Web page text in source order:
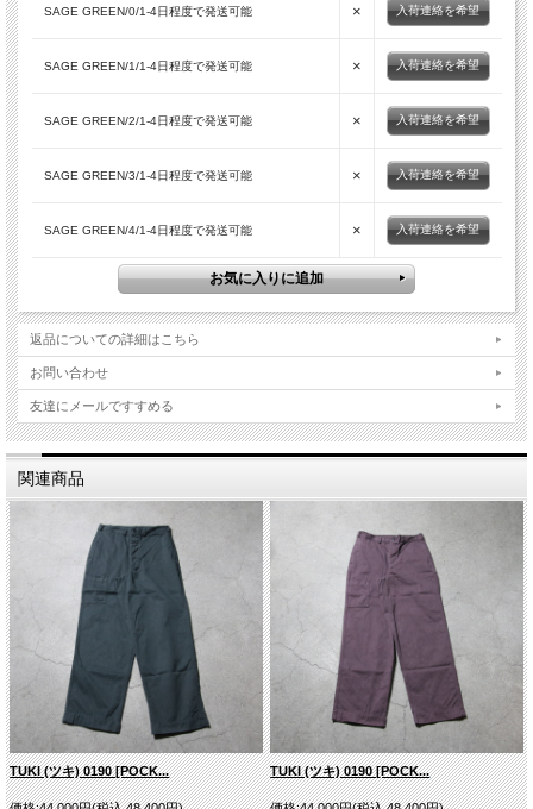
様に受け入れられています。
「 TUKI 」の他の商品を見る
SAGE GREEN/0/1-4日程度で発送可能 × 入荷連絡を希望
SAGE GREEN/1/1-4日程度で発送可能 × 入荷連絡を希望
SAGE GREEN/2/1-4日程度で発送可能 × 入荷連絡を希望
SAGE GREEN/3/1-4日程度で発送可能 × 入荷連絡を希望
SAGE GREEN/4/1-4日程度で発送可能 × 入荷連絡を希望
返品についての詳細はこちら
お問い合わせ
友達にメールですすめる
関連商品
TUKI (ツキ) 0190 [POCK... TUKI (ツキ) 0190 [POCK...